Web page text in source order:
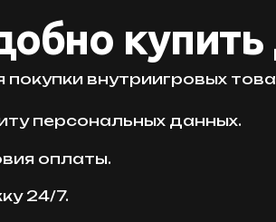
внутриигровых
персональных данных.
оплаты.
24/7.